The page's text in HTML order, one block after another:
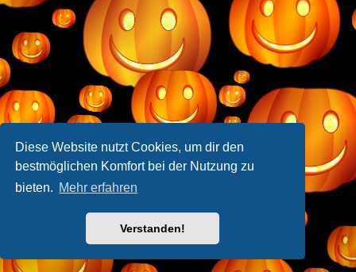
Diese Website nutzt Cookies, um dir den
bestmöglichen Komfort bei der Nutzung zu
bieten. Mehr erfahren
Verstanden!